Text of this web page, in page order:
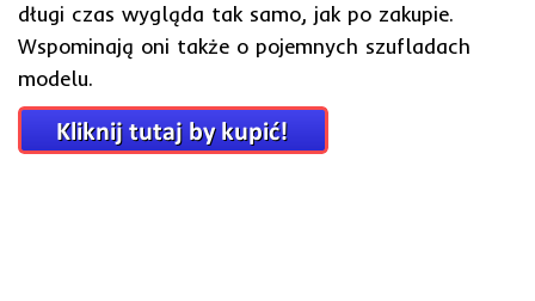
długi czas wygląda tak samo, jak po zakupie.
Wspominają oni także o pojemnych szufladach
modelu.